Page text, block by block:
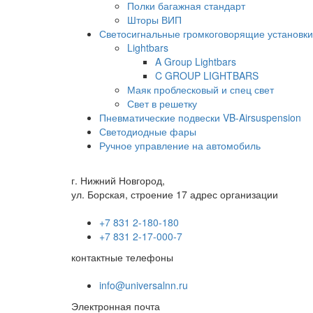
Полки багажная стандарт
Шторы ВИП
Светосигнальные громкоговорящие
Lightbars
A Group Lightbars
C GROUP LIGHTBARS
Маяк проблесковый и спец свет
Свет в решетку
Пневматические подвески VB-Airsuspension
Светодиодные фары
Ручное управление на автомобиль
г. Нижний Новгород,
ул. Борская, строение 17 адрес организации
+7 831 2-180-180
+7 831 2-17-000-7
контактные телефоны
info@universalnn.ru
Электронная почта